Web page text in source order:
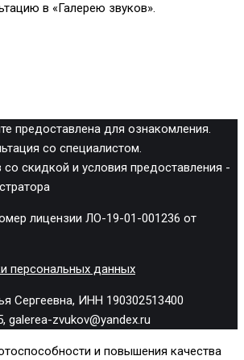
в «Галерею звуков».
предоставлена для ознакомления.
со специалистом.
скидкой и условия предоставления -
лицензии ЛО-19-01-001236 от
персональных данных
Сергеевна, ИНН 190302513400
galerea-zvukov@yandex.ru
и повышения качества